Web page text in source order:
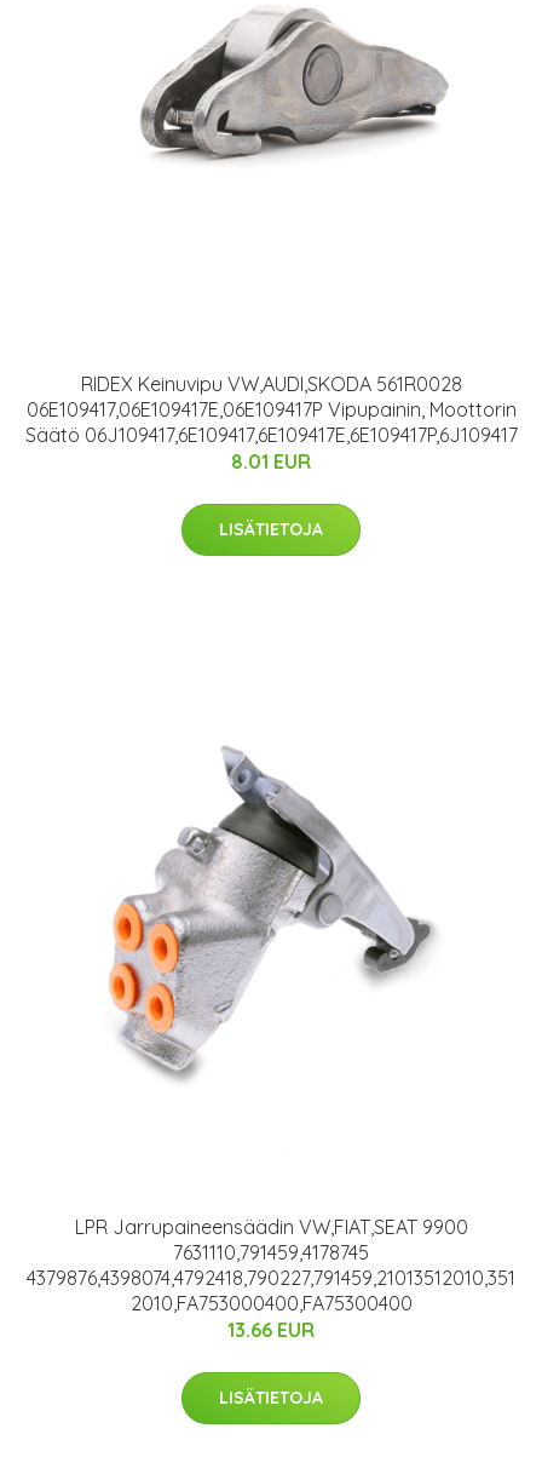
RIDEX Keinuvipu VW,AUDI,SKODA 561R0028
06E109417,06E109417E,06E109417P Vipupainin, Moottorin
Säätö 06J109417,6E109417,6E109417E,6E109417P,6J109417
8.01 EUR
LISÄTIETOJA
LPR Jarrupaineensäädin VW,FIAT,SEAT 9900
7631110,791459,4178745
4379876,4398074,4792418,790227,791459,21013512010,351
2010,FA753000400,FA75300400
13.66 EUR
LISÄTIETOJA